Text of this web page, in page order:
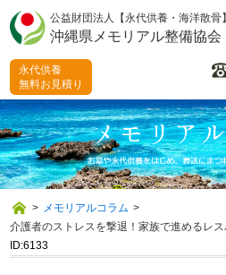
公益財団法人【永代供養・海洋散骨】
沖縄県メモリアル整備協会
永代供養
無料お見積り
> メモリアルコラム >
介護者のストレスを撃退！家族で進めるレ
ID:6133